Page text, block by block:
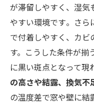
が滞留しやすく、湿気
やすい環境です​。さら
で付着しやすく、カビ
す。​こうした条件が揃
に黒い斑点となって現
の高さや結露、換気不
の温度差で窓や壁に結